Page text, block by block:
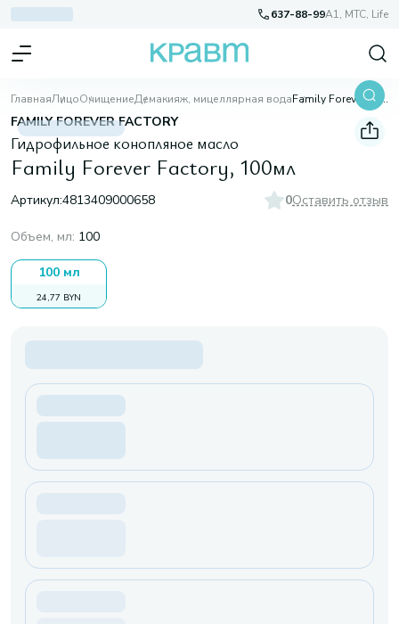
637-88-99A1, МТС, Life
ГлавнаяЛицоОчищениеДемакияж, мицеллярная вода Family Forever Factory, 100мл
FAMILY FOREVER FACTORY
Гидрофильное конопляное масло
Family Forever Factory, 100мл
Артикул:4813409000658 0Оставить отзыв
Объем, мл: 100
100 мл
24,77 BYN